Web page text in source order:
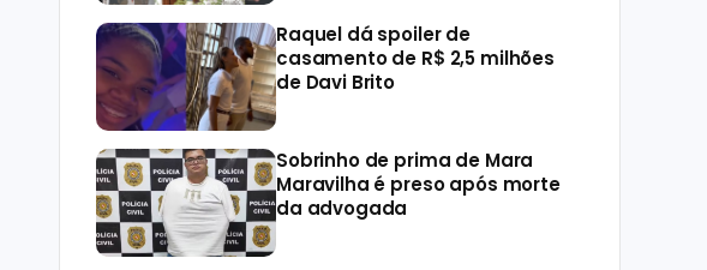
Raquel dá spoiler de
casamento de R$ 2,5 milhões
de Davi Brito
Sobrinho de prima de Mara
Maravilha é preso após morte
da advogada